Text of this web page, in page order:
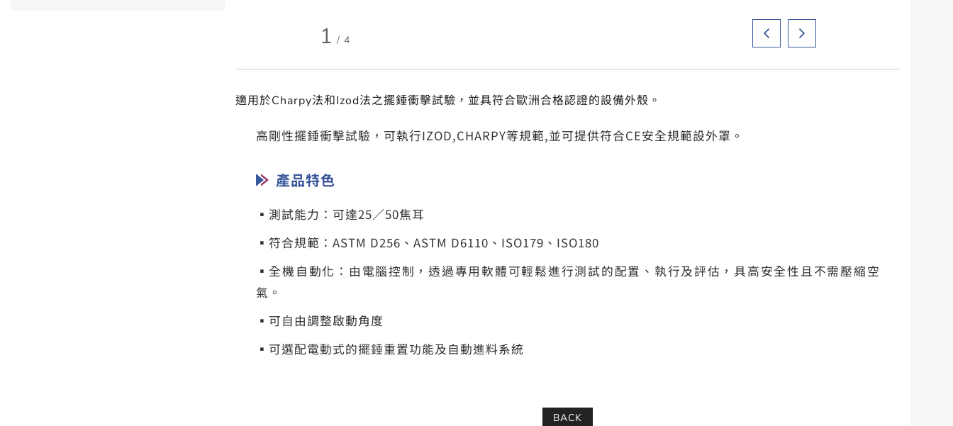
2 / 4
適用於Charpy法和Izod法之擺錘衝擊試驗，並具符合歐洲合格認證的設備外殼。
高剛性擺錘衝擊試驗，可執行IZOD,CHARPY等規範,並可提供符合CE安全規範設外罩。
產品特色
▪測試能力：可達25／50焦耳
▪符合規範：ASTM D256、ASTM D6110、ISO179、ISO180
▪全機自動化：由電腦控制，透過專用軟體可輕鬆進行測試的配置、執行及評估，具高安全性且不需壓縮空
氣。
▪可自由調整啟動角度
▪可選配電動式的擺錘重置功能及自動進料系統
BACK